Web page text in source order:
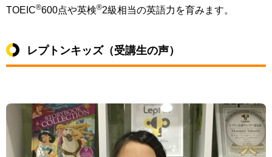
TOEIC®600点や英検®2級相当の英語力を育みます。
レプトンキッズ（受講生の声）